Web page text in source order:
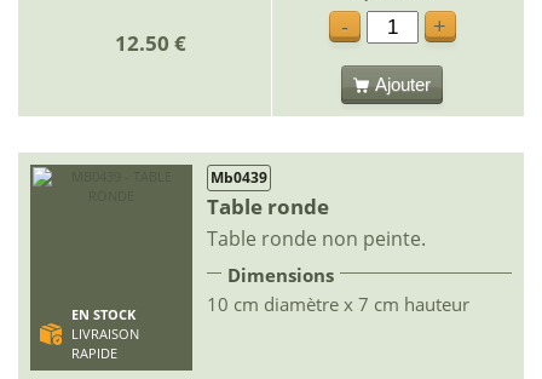
12.50 €
-
+
Ajouter
EN STOCK
LIVRAISON
RAPIDE
Mb0439
Table ronde
Table ronde non peinte.
Dimensions
10 cm diamètre x 7 cm hauteur